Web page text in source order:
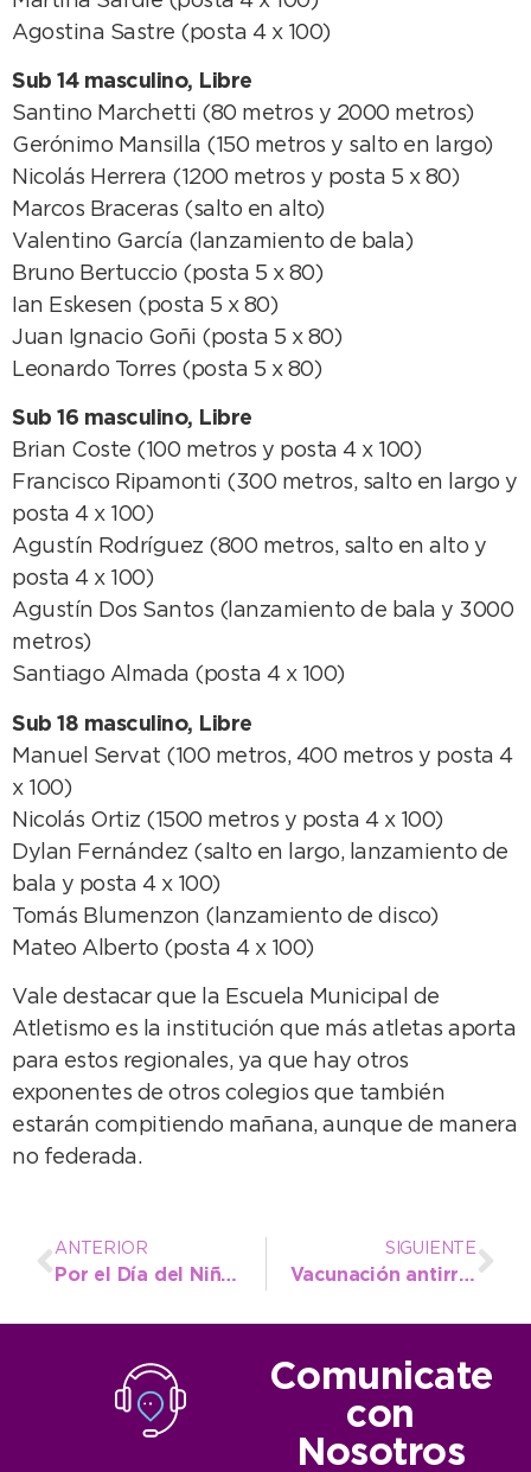
Agostina Sastre (posta 4 x 100)
Sub 14 masculino, Libre
Santino Marchetti (80 metros y 2000 metros)
Gerónimo Mansilla (150 metros y salto en largo)
Nicolás Herrera (1200 metros y posta 5 x 80)
Marcos Braceras (salto en alto)
Valentino García (lanzamiento de bala)
Bruno Bertuccio (posta 5 x 80)
Ian Eskesen (posta 5 x 80)
Juan Ignacio Goñi (posta 5 x 80)
Leonardo Torres (posta 5 x 80)
Sub 16 masculino, Libre
Brian Coste (100 metros y posta 4 x 100)
Francisco Ripamonti (300 metros, salto en largo y
posta 4 x 100)
Agustín Rodríguez (800 metros, salto en alto y
posta 4 x 100)
Agustín Dos Santos (lanzamiento de bala y 3000
metros)
Santiago Almada (posta 4 x 100)
Sub 18 masculino, Libre
Manuel Servat (100 metros, 400 metros y posta 4
x 100)
Nicolás Ortiz (1500 metros y posta 4 x 100)
Dylan Fernández (salto en largo, lanzamiento de
bala y posta 4 x 100)
Tomás Blumenzon (lanzamiento de disco)
Mateo Alberto (posta 4 x 100)
Vale destacar que la Escuela Municipal de
Atletismo es la institución que más atletas aporta
para estos regionales, ya que hay otros
exponentes de otros colegios que también
estarán compitiendo mañana, aunque de manera
no federada.
ANTERIOR
Por el Día del Niño, se realizaron actividades para chicos de La Dulce
SIGUIENTE
Vacunación antirrábica: dieron a conocer el cronograma para septiembre en el Distrito
Comunicate
con
Nosotros